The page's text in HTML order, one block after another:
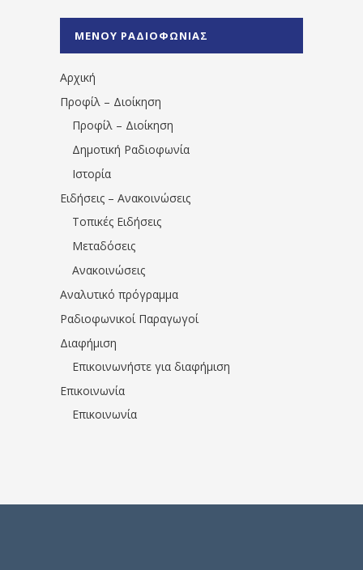
1531194763766854/" artist="" ]
ΜΕΝΟΥ ΡΑΔΙΟΦΩΝΙΑΣ
Αρχική
Προφίλ – Διοίκηση
Προφίλ – Διοίκηση
Δημοτική Ραδιοφωνία
Ιστορία
Ειδήσεις – Ανακοινώσεις
Τοπικές Ειδήσεις
Μεταδόσεις
Ανακοινώσεις
Αναλυτικό πρόγραμμα
Ραδιοφωνικοί Παραγωγοί
Διαφήμιση
Επικοινωνήστε για διαφήμιση
Επικοινωνία
Επικοινωνία